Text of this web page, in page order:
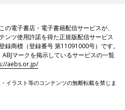
の電子書店・電子書籍配信サービスが、
ンツ使用許諾を得た正規版配信サービス
録商標（登録番号 第11091000号）です。
ABJマークを掲示しているサービスの一覧
aebs.or.jp/
イラスト等のコンテンツの無断転載を禁じま